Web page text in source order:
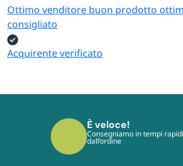
Ottimo venditore buon prodotto
consigliato
Acquirente verificato
È sicuro!
I tuoi pagamenti sono
moderni protocolli